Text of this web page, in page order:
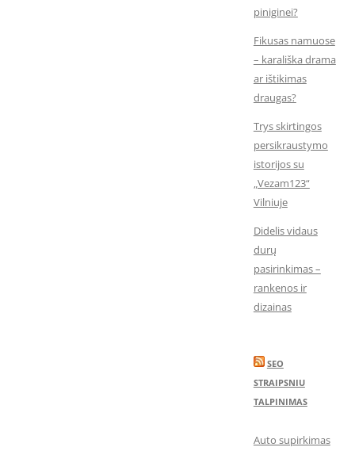
piniginei?
Fikusas namuose
– karališka drama
ar ištikimas
draugas?
Trys skirtingos
persikraustymo
istorijos su
„Vezam123“
Vilniuje
Didelis vidaus
durų
pasirinkimas –
rankenos ir
dizainas
SEO
STRAIPSNIU
TALPINIMAS
Auto supirkimas